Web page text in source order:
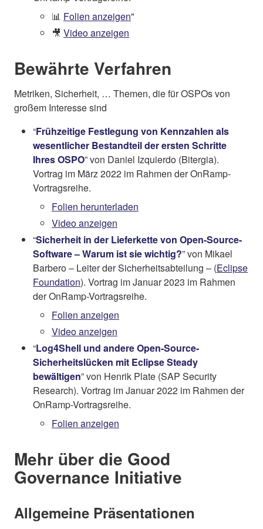
📊 Folien anzeigen"
🎥 Video anzeigen
Bewährte Verfahren
Metriken, Sicherheit, … Themen, die für OSPOs von
großem Interesse sind
“Frühzeitige Festlegung von Kennzahlen als
wesentlicher Bestandteil der ersten Schritte
Ihres OSPO” von Daniel Izquierdo (Bitergia).
Vortrag im März 2022 im Rahmen der OnRamp-
Vortragsreihe.
Folien herunterladen
Video anzeigen
“Sicherheit in der Lieferkette von Open-Source-
Software – Warum ist sie wichtig?” von Mikael
Barbero – Leiter der Sicherheitsabteilung – (Eclipse
Foundation). Vortrag im Januar 2023 im Rahmen
der OnRamp-Vortragsreihe.
Folien anzeigen
Video anzeigen
“Log4Shell und andere Open-Source-
Sicherheitslücken mit Eclipse Steady
bewältigen” von Henrik Plate (SAP Security
Research). Vortrag im Januar 2022 im Rahmen der
OnRamp-Vortragsreihe.
Folien anzeigen
Mehr über die Good
Governance Initiative
Allgemeine Präsentationen